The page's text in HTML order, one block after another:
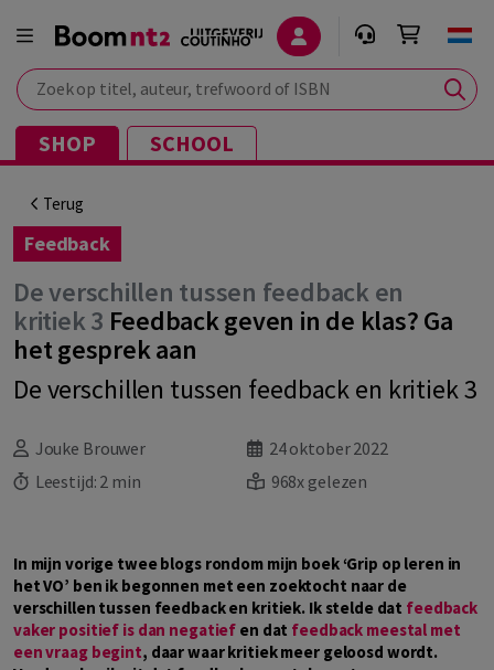
Zoek op titel, auteur, trefwoord of ISBN
SHOP SCHOOL
Terug
Feedback
De verschillen tussen feedback en
kritiek 3 Feedback geven in de klas? Ga
het gesprek aan
De verschillen tussen feedback en kritiek 3
Jouke Brouwer
24 oktober 2022
Leestijd: 2 min 968x gelezen
In mijn vorige twee blogs rondom mijn boek ‘Grip op leren in
het VO’ ben ik begonnen met een zoektocht naar de
verschillen tussen feedback en kritiek. Ik stelde dat feedback
vaker positief is dan negatief en dat feedback meestal met
een vraag begint, daar waar kritiek meer geloosd wordt.